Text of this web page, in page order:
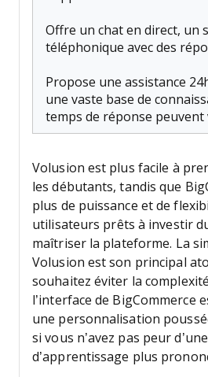
Offre un chat en direct, un
téléphonique avec des
Propose une assistance
une vaste base de
temps de réponse peuvent
Volusion est plus facile à
les débutants, tandis que
plus de puissance et de
utilisateurs prêts à investir
maîtriser la plateforme. La
Volusion est son principal
souhaitez éviter la
l’interface de BigCommerce
une personnalisation
si vous n’avez pas peur
d’apprentissage plus